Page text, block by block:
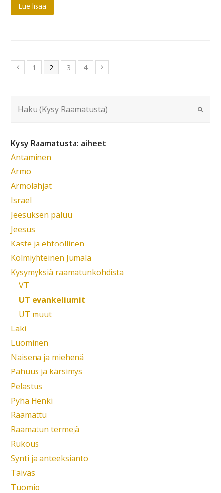
Lue lisää
1 2 3 4
Kysy Raamatusta: aiheet
Antaminen
Armo
Armolahjat
Israel
Jeesuksen paluu
Jeesus
Kaste ja ehtoollinen
Kolmiyhteinen Jumala
Kysymyksiä raamatunkohdista
VT
UT evankeliumit
UT muut
Laki
Luominen
Naisena ja miehenä
Pahuus ja kärsimys
Pelastus
Pyhä Henki
Raamattu
Raamatun termejä
Rukous
Synti ja anteeksianto
Taivas
Tuomio